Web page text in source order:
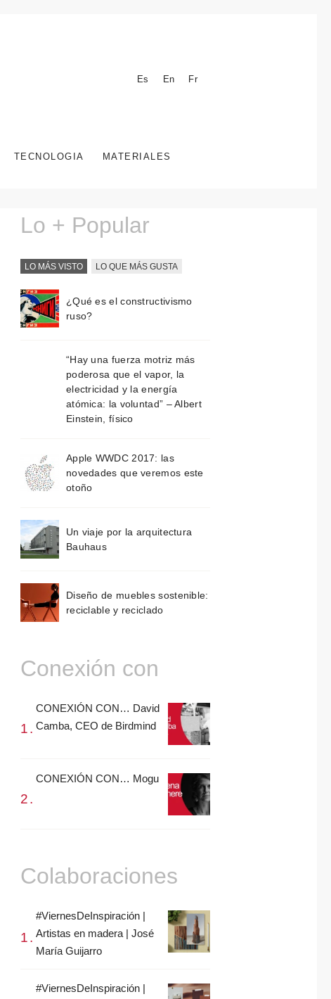
Es En Fr
TECNOLOGIA MATERIALES
Lo + Popular
LO MÁS VISTO LO QUE MÁS GUSTA
¿Qué es el constructivismo
ruso?
“Hay una fuerza motriz más
poderosa que el vapor, la
electricidad y la energía
atómica: la voluntad” – Albert
Einstein, físico
Apple WWDC 2017: las
novedades que veremos este
otoño
Un viaje por la arquitectura
Bauhaus
Diseño de muebles sostenible:
reciclable y reciclado
Conexión con
CONEXIÓN CON… David
Camba, CEO de Birdmind
CONEXIÓN CON… Mogu
Colaboraciones
#ViernesDeInspiración |
Artistas en madera | José
María Guijarro
#ViernesDeInspiración |